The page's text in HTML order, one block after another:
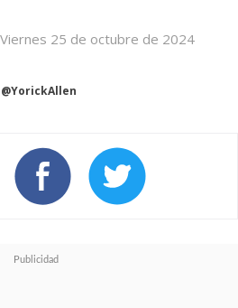
Viernes 25 de octubre de 2024